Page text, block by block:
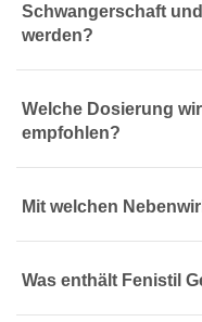
Schwangerschaft
werden?
Welche Dosierung
empfohlen?
Mit welchen
Was enthält Fenistil